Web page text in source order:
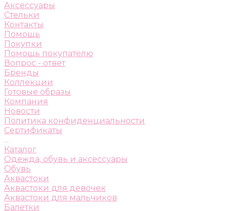
Аксессуары
Стельки
Контакты
Помощь
Покупки
Помощь покупателю
Вопрос - ответ
Бренды
Коллекции
Готовые образы
Компания
Новости
Политика конфиденциальности
Сертификаты
...
Каталог
Одежда, обувь и аксессуары
Обувь
Аквастоки
Аквастоки для девочек
Аквастоки для мальчиков
Балетки